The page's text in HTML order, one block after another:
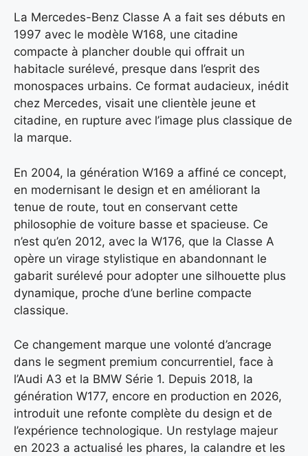
La Mercedes-Benz Classe A a fait ses débuts en
1997 avec le modèle W168, une citadine
compacte à plancher double qui offrait un
habitacle surélevé, presque dans l’esprit des
monospaces urbains. Ce format audacieux, inédit
chez Mercedes, visait une clientèle jeune et
citadine, en rupture avec l’image plus classique de
la marque.
En 2004, la génération W169 a affiné ce concept,
en modernisant le design et en améliorant la
tenue de route, tout en conservant cette
philosophie de voiture basse et spacieuse. Ce
n’est qu’en 2012, avec la W176, que la Classe A
opère un virage stylistique en abandonnant le
gabarit surélevé pour adopter une silhouette plus
dynamique, proche d’une berline compacte
classique.
Ce changement marque une volonté d’ancrage
dans le segment premium concurrentiel, face à
l’Audi A3 et la BMW Série 1. Depuis 2018, la
génération W177, encore en production en 2026,
introduit une refonte complète du design et de
l’expérience technologique. Un restylage majeur
en 2023 a actualisé les phares, la calandre et les